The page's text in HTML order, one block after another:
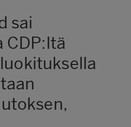
sai
CDP:ltä